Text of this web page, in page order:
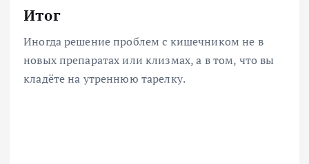
Итог
Иногда решение проблем с кишечником не в
новых препаратах или клизмах, а в том, что вы
кладёте на утреннюю тарелку.